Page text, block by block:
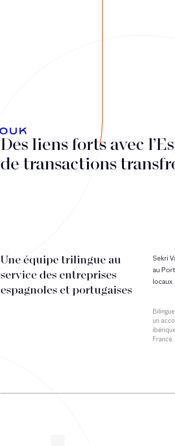
Des liens forts avec
de transactions
Une équipe trilingue au
service des entreprises
espagnoles et portugaises
Sekri
au
locaux.
un
France.